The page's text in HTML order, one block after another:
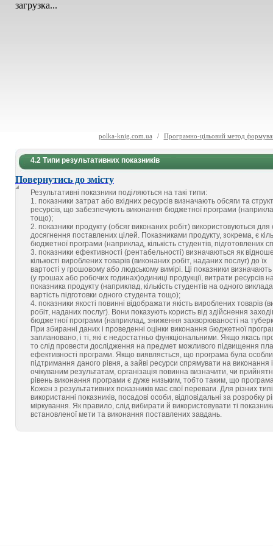
загрузка...
polka-knig.com.ua / Програмно-цільовий метод
4.2 Типи результативних показників
Повернутись до змісту
Результативні показники поділяються на такі типи:
1. показники затрат або вхідних ресурсів визначають обсяги та
ресурсів, що забезпечують виконання бюджетної програми
тощо);
2. показники продукту (обсяг виконаних робіт) використовуються для
досягнення поставлених цілей. Показниками продукту, зокрема, є
бюджетної програми (наприклад, кількість студентів, підготовлених
3. показники ефективності (рентабельності) визначаються як
кількості вироблених товарів (виконаних робіт, наданих послуг) до їх
вартості у грошовому або людському вимірі. Ці показники визначають
(у грошах або робочих годинах)одиниці продукції, витрати ресурсів
показника продукту (наприклад, кількість студентів на одного
вартість підготовки одного студента тощо);
4. показники якості повинні відображати якість вироблених товарів
робіт, наданих послуг). Вони показують користь від здійснення
бюджетної програми (наприклад, зниження захворюваності на
При збиранні даних і проведенні оцінки виконання бюджетної
заплановано, і ті, які є недостатньо функціональними. Якщо якась
то слід провести дослідження на предмет можливого підвищення
ефективності програми. Якщо виявляється, що програма була
підтримання даного рівня, а зайві ресурси спрямувати на
очікуваним результатам, організація повинна визначити, чи
рівень виконання програми є дуже низьким, тобто таким, що
Кожен з результативних показників має свої переваги. Для різних
використанні показників, посадові особи, відповідальні за
міркування. Як правило, слід вибирати й використовувати ті
встановленої мети та виконання поставлених завдань.